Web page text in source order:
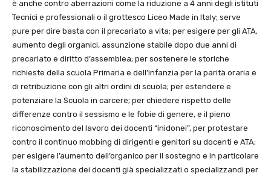
è anche contro aberrazioni come la riduzione a 4 anni degli istituti
Tecnici e professionali o il grottesco Liceo Made in Italy; serve
pure per dire basta con il precariato a vita; per esigere per gli ATA,
aumento degli organici, assunzione stabile dopo due anni di
precariato e diritto d’assemblea; per sostenere le storiche
richieste della scuola Primaria e dell’infanzia per la parità oraria e
di retribuzione con gli altri ordini di scuola; per estendere e
potenziare la Scuola in carcere; per chiedere rispetto delle
differenze contro il sessismo e le fobie di genere, e il pieno
riconoscimento del lavoro dei docenti “inidonei”, per protestare
contro il continuo mobbing di dirigenti e genitori su docenti e ATA;
per esigere l’aumento dell’organico per il sostegno e in particolare
la stabilizzazione dei docenti già specializzati o specializzandi per